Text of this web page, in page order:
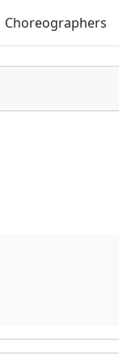
Choreographers